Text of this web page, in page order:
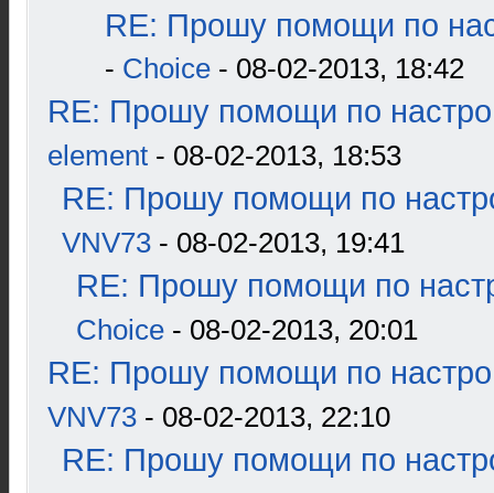
RE: Прошу помощи по
- Choice - 08-02-2013, 18:42
RE: Прошу помощи по
element - 08-02-2013, 18:53
RE: Прошу помощи по
VNV73 - 08-02-2013, 19:41
RE: Прошу помощи по
Choice - 08-02-2013, 20:01
RE: Прошу помощи по
VNV73 - 08-02-2013, 22:10
RE: Прошу помощи по